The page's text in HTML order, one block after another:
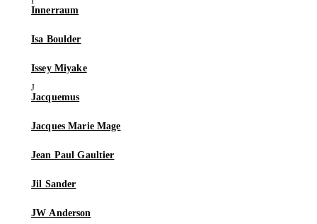
Innerraum
Isa Boulder
Issey Miyake
Jacquemus
Jacques Marie Mage
Jean Paul Gaultier
Jil Sander
JW Anderson